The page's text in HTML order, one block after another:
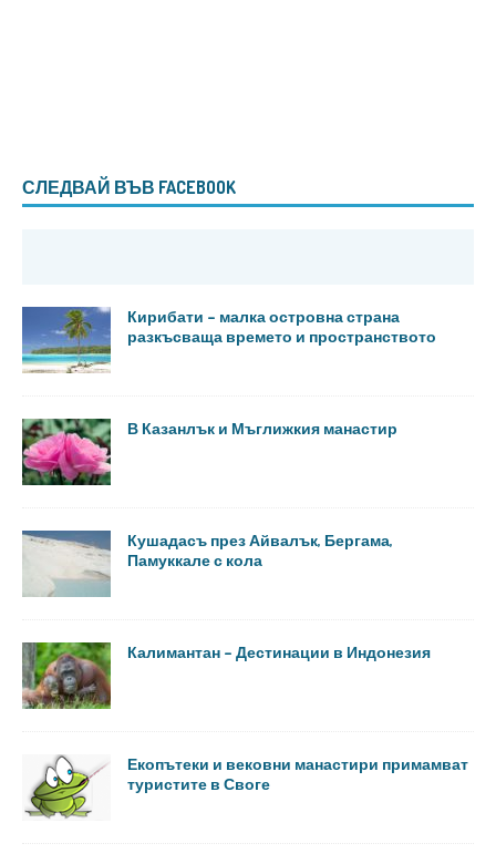
СЛЕДВАЙ ВЪВ FACEBOOK
Кирибати – малка островна страна
разкъсваща времето и пространството
В Казанлък и Мъглижкия манастир
Кушадасъ през Айвалък, Бергама,
Памуккале с кола
Калимантан – Дестинации в Индонезия
Екопътеки и вековни манастири примамват
туристите в Своге